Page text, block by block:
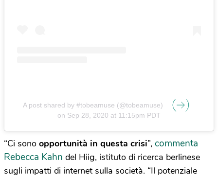
A post shared by #tobeamuse (@tobeamuse)
on Sep 28, 2020 at 11:15pm PDT
“Ci sono opportunità in questa crisi”, commenta
Rebecca Kahn del Hiig, istituto di ricerca berlinese
sugli impatti di internet sulla società. “Il potenziale